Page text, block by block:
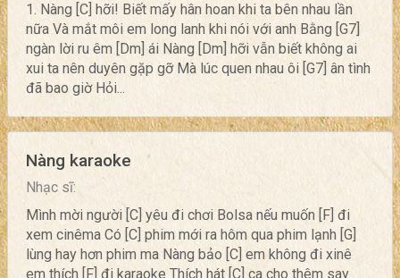
1. Nàng [C] hỡi! Biết mấy hân hoan khi ta bên nhau lần
nữa Và mắt môi em long lanh khi nói với anh Bằng [G7]
ngàn lời ru êm [Dm] ái Nàng [Dm] hỡi vẫn biết không ai
xui ta nên duyên gặp gỡ Mà lúc quen nhau ôi [G7] ân tình
đã bao giờ Hỏi...
Nàng karaoke
Nhạc sĩ:
Mình mời người [C] yêu đi chơi Bolsa nếu muốn [F] đi
xem cinêma Có [C] phim mới ra hôm qua phim lạnh [G]
lùng hay hơn phim ma Nàng bảo [C] em không đi xinê
em thích [F] đi karaoke Thích hát [C] ca cho thêm say